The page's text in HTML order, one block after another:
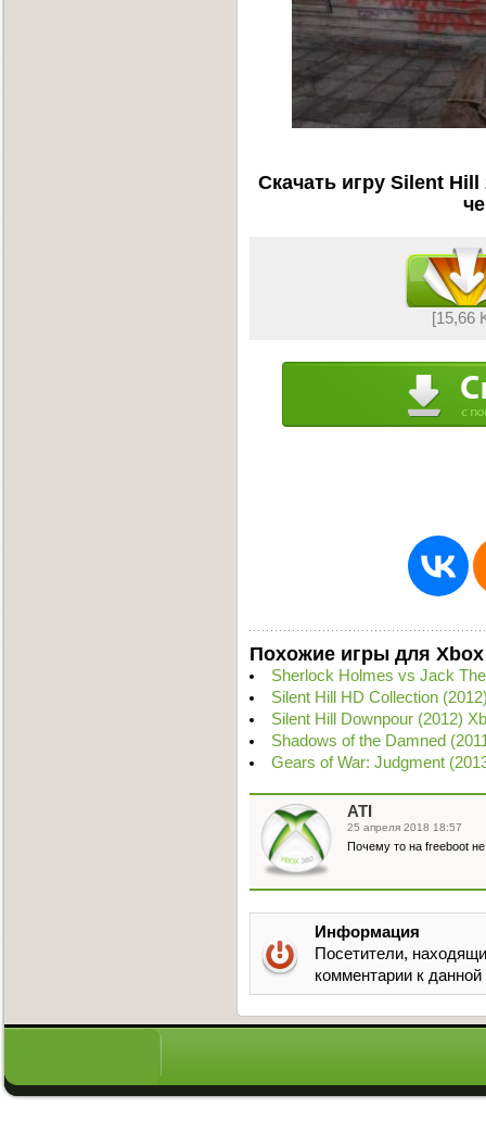
Скачать игру Silent
[15,66
Похожие игры для Xbox
Sherlock Holmes vs Jack
Silent Hill HD Collection
Silent Hill Downpour (2012)
Shadows of the Damned
Gears of War: Judgment
ATI
25 апреля 2018 18:57
Почему то на freeboot
Информация
Посетители,
комментарии к